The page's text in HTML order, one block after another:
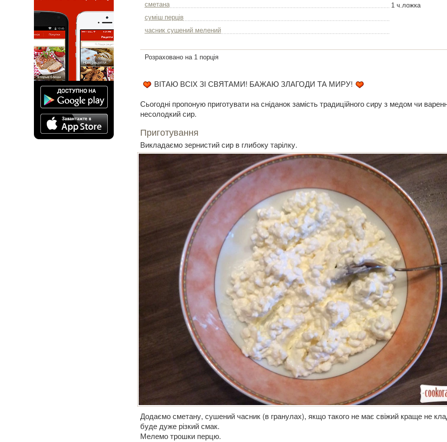
сметана
1 ч.ложка
суміш перців
часник сушений мелений
Розраховано на 1 порція
ВІТАЮ ВСІХ ЗІ СВЯТАМИ! БАЖАЮ ЗЛАГОДИ ТА МИРУ!
Сьогодні пропоную приготувати на сніданок замість традиційного сиру з медом чи
несолодкий сир.
Приготування
Викладаємо зернистий сир в глибоку тарілку.
Додаємо сметану, сушений часник (в гранулах), якщо такого не має свіжий краще не
буде дуже різкий смак.
Мелемо трошки перцю.